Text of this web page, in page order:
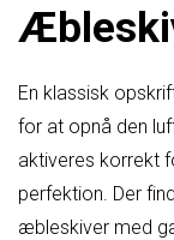
En klassisk
for at opnå den
aktiveres korrekt
perfektion. Der
æbleskiver med